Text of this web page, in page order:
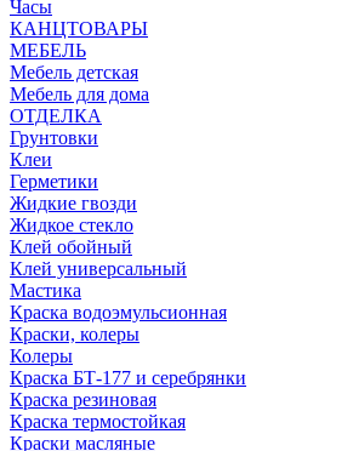
Часы
КАНЦТОВАРЫ
МЕБЕЛЬ
Мебель детская
Мебель для дома
ОТДЕЛКА
Грунтовки
Клеи
Герметики
Жидкие гвозди
Жидкое стекло
Клей обойный
Клей универсальный
Мастика
Краска водоэмульсионная
Краски, колеры
Колеры
Краска БТ-177 и серебрянки
Краска резиновая
Краска термостойкая
Краски масляные